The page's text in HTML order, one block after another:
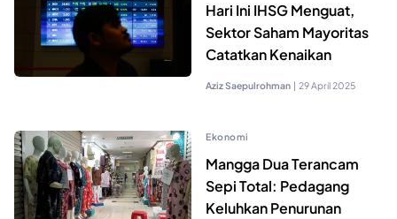
Hari Ini IHSG Menguat,
Sektor Saham Mayoritas
Catatkan Kenaikan
Aziz Saepulrohman | 29 April 2025
Ekonomi
Mangga Dua Terancam
Sepi Total: Pedagang
Keluhkan Penurunan